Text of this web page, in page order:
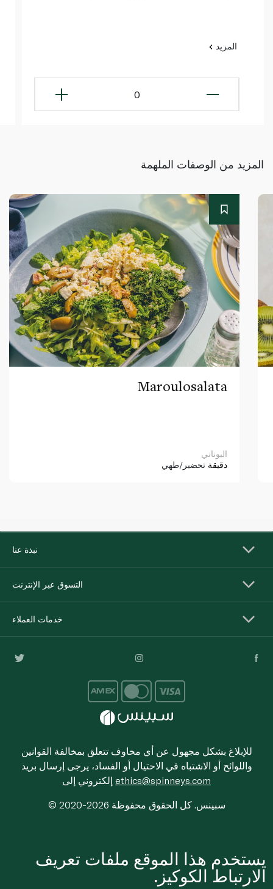
المزيد
0
المزيد من الوصفات الملهمة
Maroulosalata
اليوناني
دقيقة تحضير/طهي
نبذة عنا
التسوق عبر الإنترنت
خدمات العملاء
للإبلاغ بشكل مجهول عن أي مخاوف تتعلق بمخالفة القوانين
واللوائح أو الاشتباه في الاحتيال أو الفساد، يرجى إرسال بريد
ethics@spinneys.com
© 2020-2026 سبينس. كل الحقوق محفوظة
يستخدم هذا الموقع ملفات تعريف
الارتباط الكوكيز.